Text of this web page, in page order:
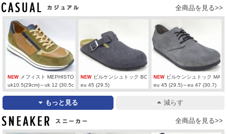
全商品を見る>>
NEW メフィスト MEPHISTO GILFORD 360V/6135N BR/GR
uk10.5(29cm)～uk 12 (30.5cm)
NEWビルケンシュトック BOSTON FE 160373 GY
eu 45 (29.5)
NEWビルケンシュトック
eu 45 (29.5)～eu 47 (30.7)
もっと見る 減らす
全商品を見る>>